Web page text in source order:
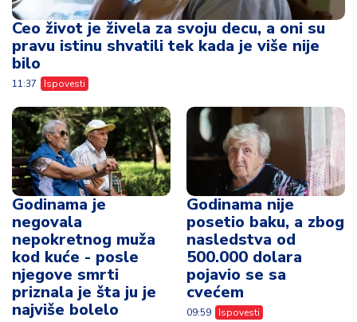
Ceo život je živela za svoju decu, a oni su
pravu istinu shvatili tek kada je više nije
bilo
11:37 Ispovesti
Godinama je
negovala
nepokretnog muža
kod kuće - posle
njegove smrti
priznala je šta ju je
najviše bolelo
Godinama nije
posetio baku, a zbog
nasledstva od
500.000 dolara
pojavio se sa
cvećem
09:59 Ispovesti